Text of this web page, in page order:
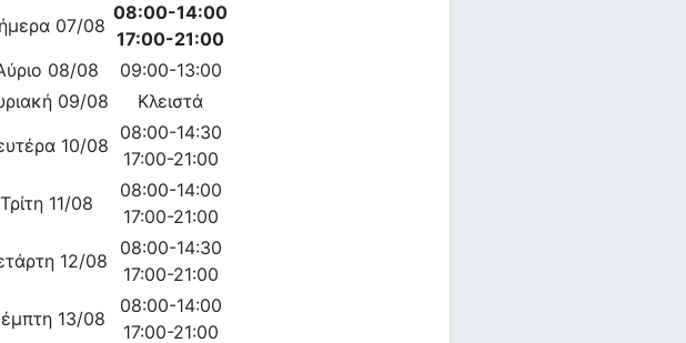
07/08
08:00-14:00
17:00-21:00
08/08
09:00-13:00
09/08
Κλειστά
10/08
08:00-14:30
17:00-21:00
Τρίτη 11/08
08:00-14:00
17:00-21:00
12/08
08:00-14:30
17:00-21:00
13/08
08:00-14:00
17:00-21:00